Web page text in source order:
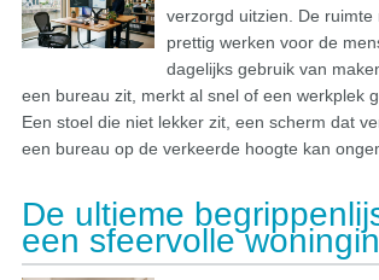
verzorgd uitzien. De ruimte
prettig werken voor de
dagelijks gebruik van
een bureau zit, merkt al snel of een werkplek
Een stoel die niet lekker zit, een scherm dat
een bureau op de verkeerde hoogte kan
De ultieme
een sfeervolle